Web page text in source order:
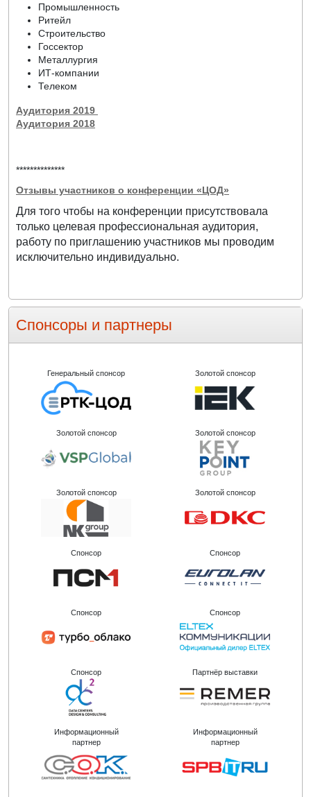
Промышленность
Ритейл
Строительство
Госсектор
Металлургия
ИТ-компании
Телеком
Аудитория 2019
Аудитория 2018
**************
Отзывы участников о конференции «ЦОД»
Для того чтобы на конференции присутствовала
только целевая профессиональная аудитория,
работу по приглашению участников мы проводим
исключительно индивидуально.
Спонсоры и партнеры
Генеральный спонсор Золотой спонсор
Золотой спонсор Золотой спонсор
Золотой спонсор Золотой спонсор
Спонсор Спонсор
Спонсор Спонсор
Спонсор Партнёр выставки
Информационный
партнер
Информационный
партнер